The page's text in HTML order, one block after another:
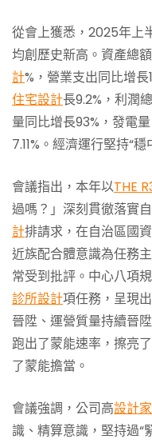
從會上獲悉，2025年上
均創歷史新高。資產總
計%，營業支出同比增
住宅設計長9.2%，利潤
量同比增長93%，發電
7.11%。經濟運行堅持“
會議指出，本年以THE
過嗎？」深刻貫徹落實
計排請求，在自治區國
近族配合體意識為任務
常受到批評。中心八項
診所設計項任務，呈現
晉陞、運營質量持續晉
跑出了蒙能速率，擦亮
了蒙能擔當。
會議強調，公司高設計
識、精算意識，堅持過“